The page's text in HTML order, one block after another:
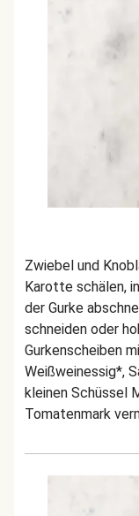
Zwiebel und
Karotte schälen,
der Gurke
schneiden oder
Gurkenscheiben
Weißweinessig*,
kleinen Schüssel
Tomatenmark